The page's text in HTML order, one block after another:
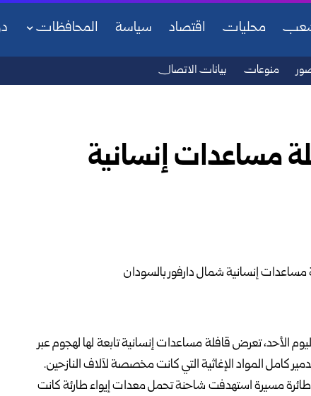
محليات اقتصاد سياسة المحافظات
منوعات بيانات الاتصال
مساعدات إنسانية
الأحد، تعرض قافلة مساعدات إنسانية تابعة لها لهجوم عبر
كامل المواد الإغاثية التي كانت مخصصة لآلاف النازحين.
مسيرة استهدفت شاحنة تحمل معدات إيواء طارئة كانت